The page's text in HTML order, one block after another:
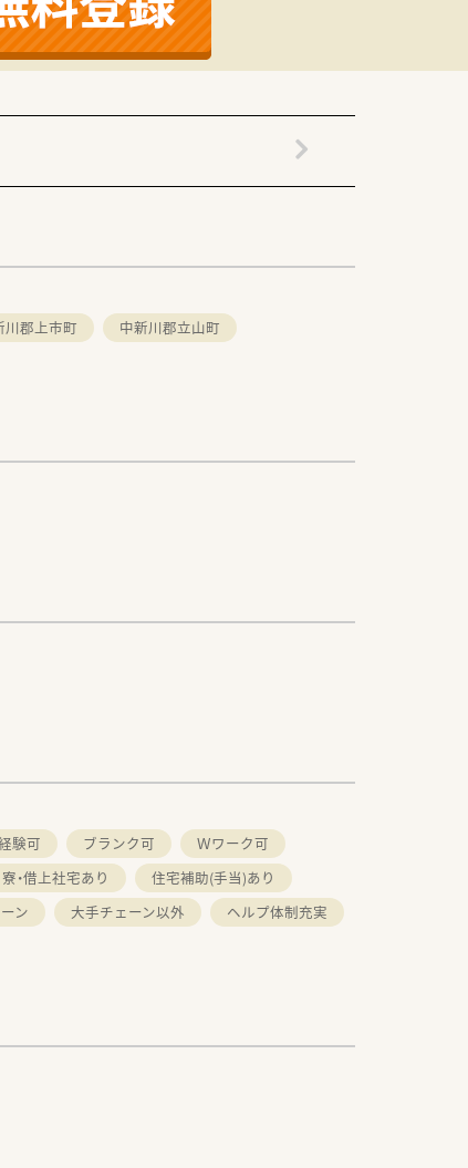
川郡上市町
中新川郡立山町
験可 ブランク可
Ｗワーク可
寮・借上社宅あり
住宅補助(手当)あり
ン 大手チェーン以外
ヘルプ体制充実